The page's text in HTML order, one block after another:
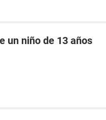
un niño de 13 años